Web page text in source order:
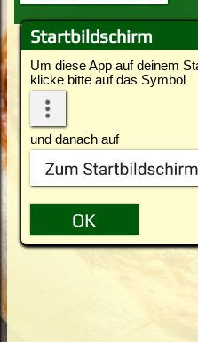
Startbildschirm
Um diese App auf deinem
klicke bitte auf das Symbol
und danach auf